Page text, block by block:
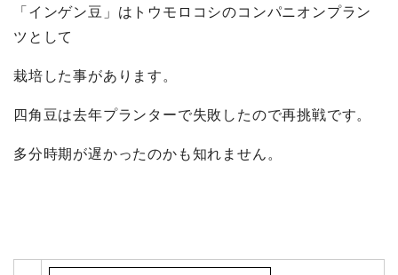
「インゲン豆」はトウモロコシのコンパニオンプラン
ツとして
栽培した事があります。
四角豆は去年プランターで失敗したので再挑戦です。
多分時期が遅かったのかも知れません。